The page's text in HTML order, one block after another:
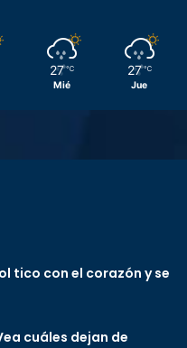
27 ℃
Mié
27 ℃
Jue
tico con el corazón y se
cuáles dejan de